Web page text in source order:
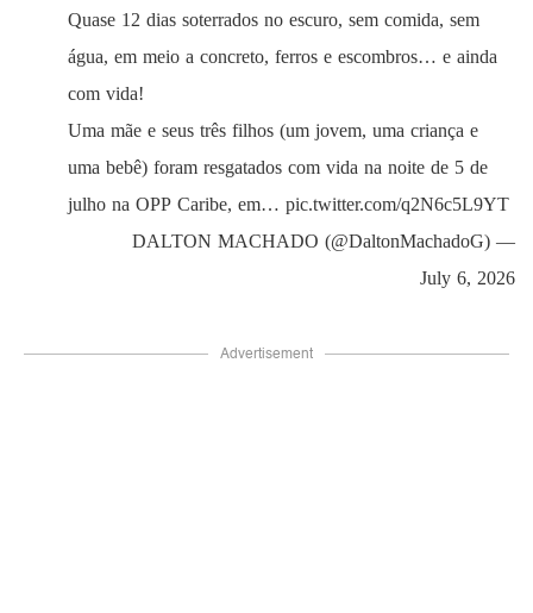
Quase 12 dias soterrados no escuro, sem comida, sem
água, em meio a concreto, ferros e escombros… e ainda
com vida!
Uma mãe e seus três filhos (um jovem, uma criança e
uma bebê) foram resgatados com vida na noite de 5 de
julho na OPP Caribe, em…pic.twitter.com/q2N6c5L9YT
— DALTON MACHADO (@DaltonMachadoG)
July 6, 2026
Advertisement